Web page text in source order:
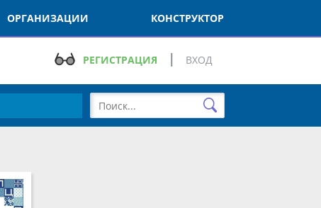
ОРГАНИЗАЦИИ КОНСТРУКТОР
РЕГИСТРАЦИЯ ВХОД